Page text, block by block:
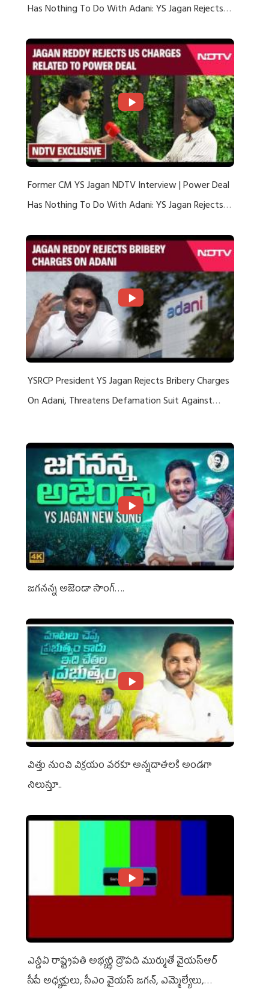
Has Nothing To Do With Adani: YS Jagan Rejects
Former CM YS Jagan NDTV Interview | Power Deal
Has Nothing To Do With Adani: YS Jagan Rejects
YSRCP President YS Jagan Rejects Bribery Charges
On Adani, Threatens Defamation Suit Against
జగనన్న అజెండా సాంగ్….
విత్తు నుంచి విక్రయం వరకూ అన్నదాతలకి అండగా
నిలుస్తూ..
ఎన్డీఏ రాష్ట్ర‌ప‌తి అభ్య‌ర్థి ద్రౌప‌ది ముర్ముతో వైయ‌స్ఆర్
సీపీ అధ్య‌క్షులు, సీఎం వైయ‌స్ జ‌గ‌న్, ఎమ్మెల్యేలు,